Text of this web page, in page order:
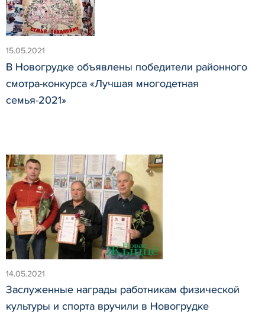
15.05.2021
В Новогрудке объявлены победители районного
смотра-конкурса «Лучшая многодетная
семья-2021»
14.05.2021
Заслуженные награды работникам физической
культуры и спорта вручили в Новогрудке